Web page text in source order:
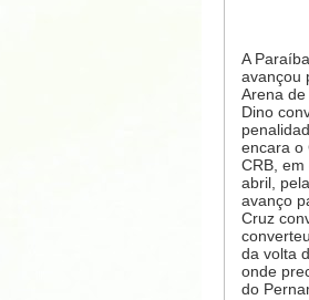
A
avançou
Arena
Dino
encara o
CRB,
abril,
avanço
Cruz
da volta
onde
do